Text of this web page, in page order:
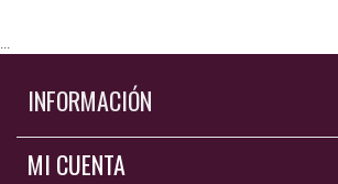
...
INFORMACIÓN
MI CUENTA